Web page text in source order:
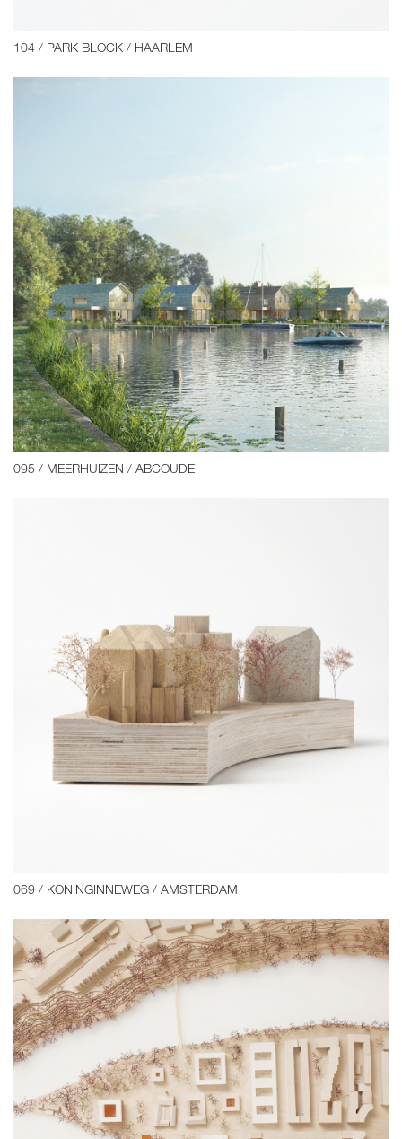
104 / PARK BLOCK / HAARLEM
095 / MEERHUIZEN / ABCOUDE
069 / KONINGINNEWEG / AMSTERDAM